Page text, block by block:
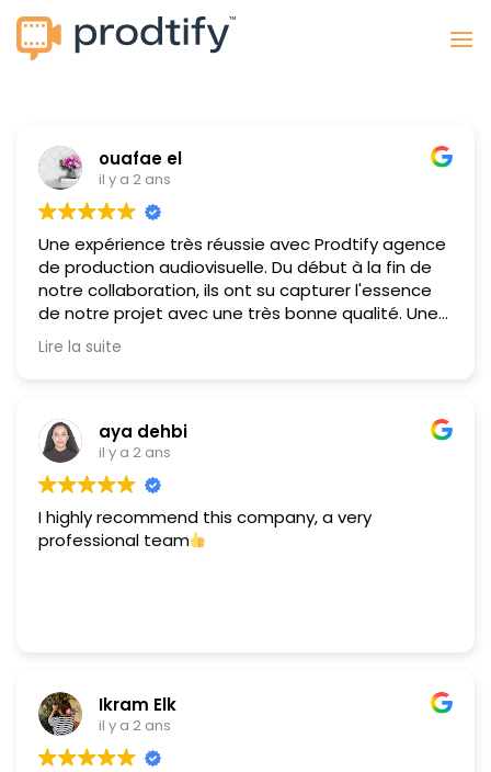
Passer
au
contenu
ouafae el
il y a 2 ans
Une expérience très réussie avec Prodtify agence
de production audiovisuelle. Du début à la fin de
notre collaboration, ils ont su capturer l'essence
de notre projet avec une très bonne qualité. Une
équipe talentueuse et dévouée. Recommande
vivement.
Lire la suite
aya dehbi
il y a 2 ans
I highly recommend this company, a very
professional team
Ikram Elk
il y a 2 ans